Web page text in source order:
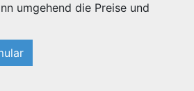
umgehend die Preise und